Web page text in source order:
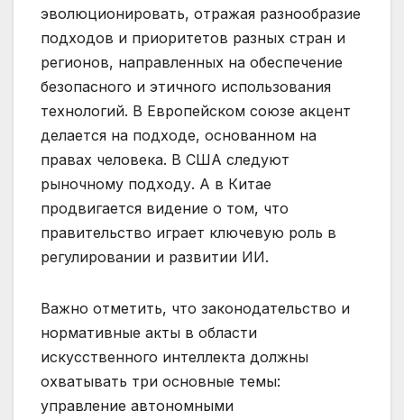
эволюционировать, отражая разнообразие
подходов и приоритетов разных стран и
регионов, направленных на обеспечение
безопасного и этичного использования
технологий. В Европейском союзе акцент
делается на подходе, основанном на
правах человека. В США следуют
рыночному подходу. А в Китае
продвигается видение о том, что
правительство играет ключевую роль в
регулировании и развитии ИИ.
Важно отметить, что законодательство и
нормативные акты в области
искусственного интеллекта должны
охватывать три основные темы:
управление автономными